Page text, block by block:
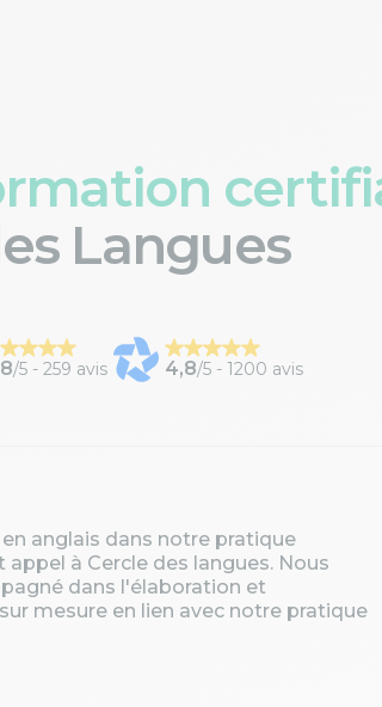
Langues
/5 - 259 avis 4,8/5 - 1200 avis
anglais dans notre pratique
à Cercle des langues. Nous
dans l'élaboration et
mesure en lien avec notre pratique